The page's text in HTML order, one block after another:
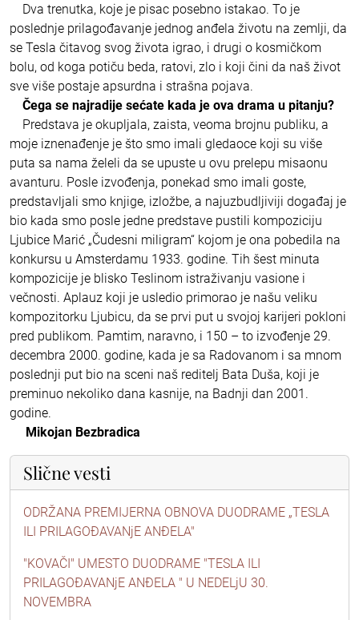
Dva trenutka, koje je pisac posebno istakao. To je
poslednje prilagođavanje jednog anđela životu na zemlji, da
se Tesla čitavog svog života igrao, i drugi o kosmičkom
bolu, od koga potiču beda, ratovi, zlo i koji čini da naš život
sve više postaje apsurdna i strašna pojava.
Čega se najradije sećate kada je ova drama u pitanju?
Predstava je okupljala, zaista, veoma brojnu publiku, a
moje iznenađenje je što smo imali gledaoce koji su više
puta sa nama želeli da se upuste u ovu prelepu misaonu
avanturu. Posle izvođenja, ponekad smo imali goste,
predstavljali smo knjige, izložbe, a najuzbudljiviji događaj je
bio kada smo posle jedne predstave pustili kompoziciju
Ljubice Marić „Čudesni miligram“ kojom je ona pobedila na
konkursu u Amsterdamu 1933. godine. Tih šest minuta
kompozicije je blisko Teslinom istraživanju vasione i
večnosti. Aplauz koji je usledio primorao je našu veliku
kompozitorku Ljubicu, da se prvi put u svojoj karijeri pokloni
pred publikom. Pamtim, naravno, i 150 – to izvođenje 29.
decembra 2000. godine, kada je sa Radovanom i sa mnom
poslednji put bio na sceni naš reditelj Bata Duša, koji je
preminuo nekoliko dana kasnije, na Badnji dan 2001.
godine.
Mikojan Bezbradica
Slične vesti
ODRŽANA PREMIJERNA OBNOVA DUODRAME „TESLA
ILI PRILAGOĐAVANjE ANĐELA"
"KOVAČI" UMESTO DUODRAME "TESLA ILI
PRILAGOĐAVANjE ANĐELA " U NEDELjU 30.
NOVEMBRA